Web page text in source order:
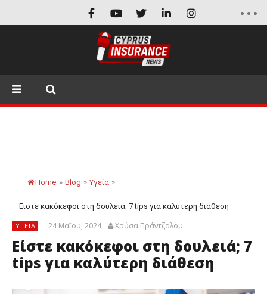
Home » Blog » Υγεία »
Είστε κακόκεφοι στη δουλειά; 7 tips για καλύτερη διάθεση
ΥΓΕΊΑ 24 Μαΐου, 2024 Χρύσα Πράντζαλου
Είστε κακόκεφοι στη δουλειά; 7
tips για καλύτερη διάθεση